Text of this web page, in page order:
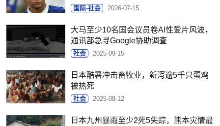
国际-社会 2026-07-15
大马至少10名国会议员卷AI性爱片风波，
通讯部急寻Google协助调查
社会 2025-09-15
日本酷暑冲击畜牧业，新泻逾5千只蛋鸡
被热死
社会 2025-08-12
日本九州暴雨至少2死5失踪，熊本灾情最